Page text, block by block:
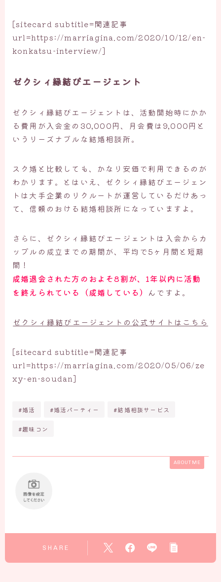
[sitecard subtitle=関連記事
url=https://marriagina.com/2020/10/12/en-
konkatsu-interview/]
ゼクシィ縁結びエージェント
ゼクシィ縁結びエージェントは、活動開始時にかか
る費用が入会金の30,000円、月会費は9,000円と
いうリーズナブルな結婚相談所。
スク婚と比較しても、かなり安価で利用できるのが
わかります。とはいえ、ゼクシィ縁結びエージェン
トは大手企業のリクルートが運営しているだけあっ
て、信頼のおける結婚相談所になっていますよ。
さらに、ゼクシィ縁結びエージェントは入会からカ
ップルの成立までの期間が、平均で5ヶ月間と短期
間！
成婚退会された方のおよそ8割が、1年以内に活動
を終えられている（成婚している）
んですよ。
ゼクシィ縁結びエージェントの公式サイトはこちら
[sitecard subtitle=関連記事
url=https://marriagina.com/2020/05/06/ze
xy-en-soudan]
#婚活 #婚活パーティー #結婚相談サービス
#趣味コン
ABOUT ME
SHARE